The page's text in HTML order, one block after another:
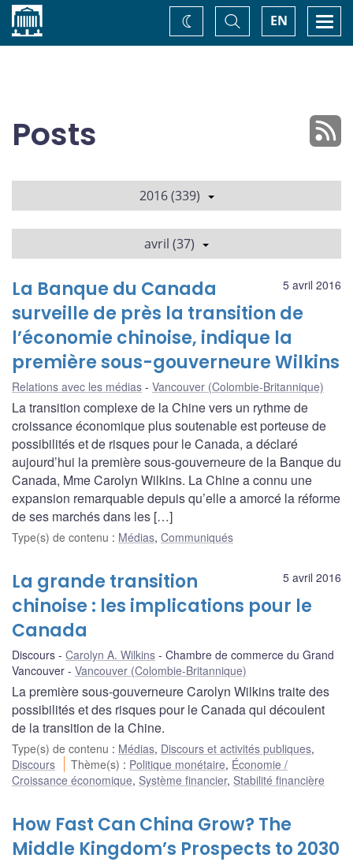
Accueil EN
Basculer
la
recherche
Changez
de
Posts
2016 (339)
avril (37)
5 avril 2016
La Banque du Canada
surveille de près la transition de
l’économie chinoise, indique la
première sous-gouverneure Wilkins
Relations avec les médias Vancouver (Colombie-Britannique)
La transition complexe de la Chine vers un rythme de
croissance économique plus soutenable est porteuse de
possibilités et de risques pour le Canada, a déclaré
aujourd’hui la première sous-gouverneure de la Banque du
Canada, Mme Carolyn Wilkins. La Chine a connu une
expansion remarquable depuis qu’elle a amorcé la réforme
de ses marchés dans les […]
Type(s) de contenu : Médias, Communiqués
5 avril 2016
La grande transition
chinoise : les implications pour le
Canada
Discours Carolyn A. Wilkins
Chambre de commerce du Grand
Vancouver
Vancouver (Colombie-Britannique)
La première sous-gouverneure Carolyn Wilkins traite des
possibilités et des risques pour le Canada qui découlent
de la transition de la Chine.
Type(s) de contenu : Médias, Discours et activités publiques,
Discours
Thème(s) : Politique monétaire, Économie /
Croissance économique, Système financier, Stabilité financière
How Fast Can China Grow? The
Middle Kingdom’s Prospects to 2030